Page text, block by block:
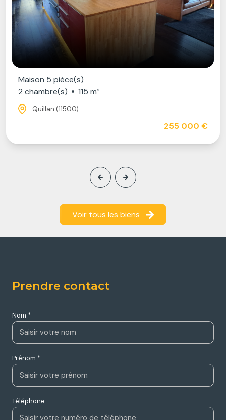
Maison 5 pièce(s)
2 chambre(s)
115 m²
Quillan (11500)
255 000 €
Voir tous les biens
Prendre contact
Nom *
Prénom *
Téléphone